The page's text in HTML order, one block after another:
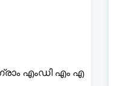
എംഡി എം എ